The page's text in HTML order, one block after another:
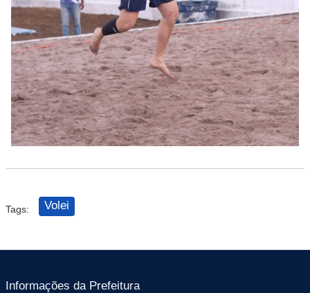
Tags: Volei
Informações da Prefeitura